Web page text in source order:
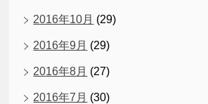
2016年10月 (29)
2016年9月 (29)
2016年8月 (27)
2016年7月 (30)